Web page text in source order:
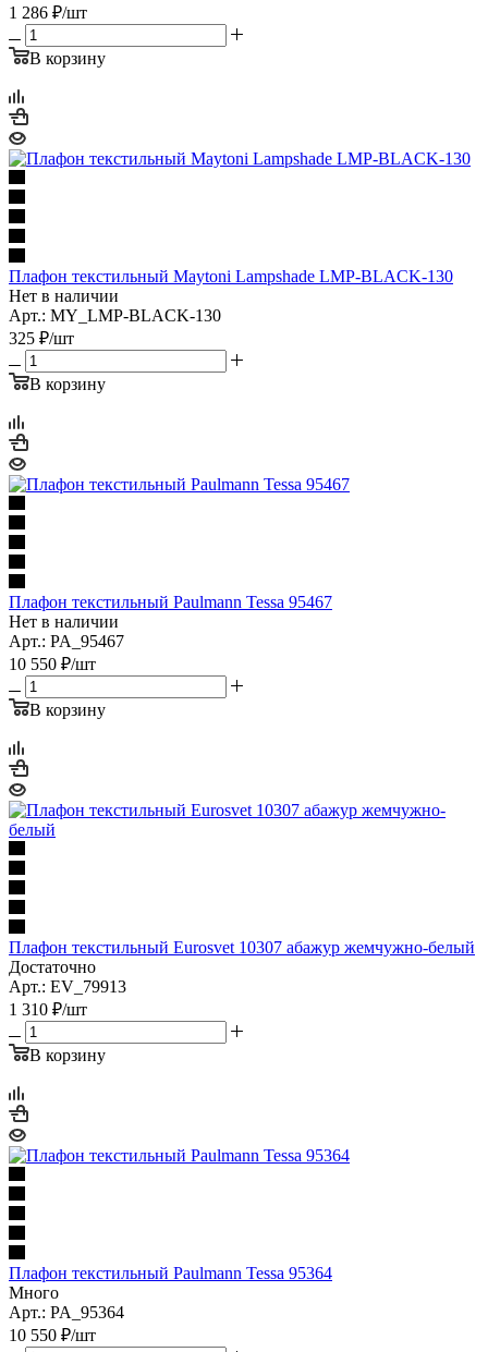
1 286 ₽/шт
В корзину
Плафон текстильный Maytoni Lampshade LMP-BLACK-130
Нет в наличии
Арт.: MY_LMP-BLACK-130
325 ₽/шт
В корзину
Плафон текстильный Paulmann Tessa 95467
Нет в наличии
Арт.: PA_95467
10 550 ₽/шт
В корзину
Плафон текстильный Eurosvet 10307 абажур жемчужно-белый
Достаточно
Арт.: EV_79913
1 310 ₽/шт
В корзину
Плафон текстильный Paulmann Tessa 95364
Много
Арт.: PA_95364
10 550 ₽/шт